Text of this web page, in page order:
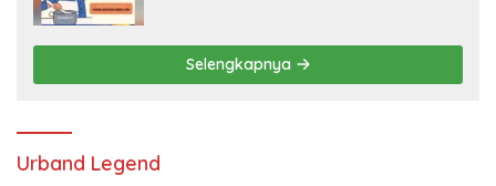
Selengkapnya
Urband Legend